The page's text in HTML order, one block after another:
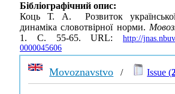
Бібліографічний опис:
Коць Т. А. Розвиток української
динаміка словотвірної норми.
1. С. 55-65. URL: http://
0000045606
Movoznavstvo / Issue (